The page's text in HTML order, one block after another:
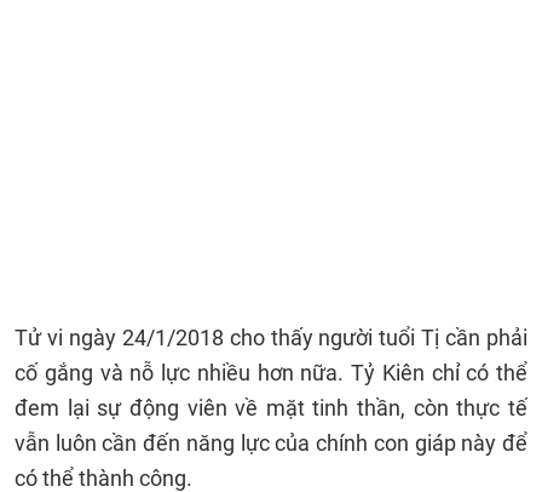
Tử vi ngày 24/1/2018 cho thấy người tuổi Tị cần phải
cố gắng và nỗ lực nhiều hơn nữa. Tỷ Kiên chỉ có thể
đem lại sự động viên về mặt tinh thần, còn thực tế
vẫn luôn cần đến năng lực của chính con giáp này để
có thể thành công.